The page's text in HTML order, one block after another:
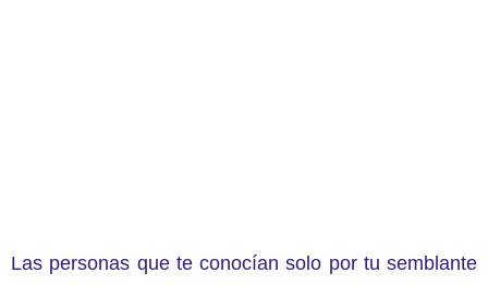
Las personas que te conocían solo por tu semblante